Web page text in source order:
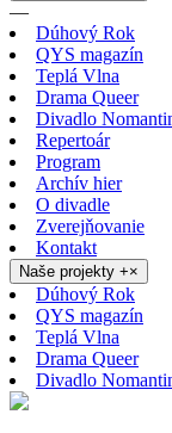
—
Dúhový Rok
QYS magazín
Teplá Vlna
Drama Queer
Divadlo
Repertoár
Program
Archív hier
O divadle
Zverejňovanie
Kontakt
Naše projekty +×
Dúhový Rok
QYS magazín
Teplá Vlna
Drama Queer
Divadlo